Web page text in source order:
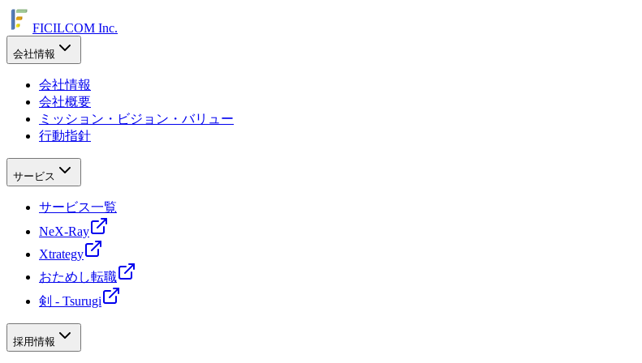
FICILCOM Inc.
会社情報
会社情報
会社概要
ミッション・ビジョン・バリュー
行動指針
サービス
サービス一覧
NeX-Ray
Xtrategy
おためし転職
剣 - Tsurugi
採用情報